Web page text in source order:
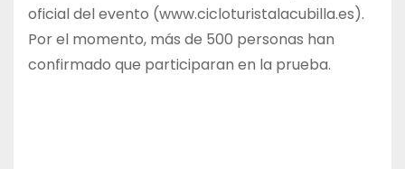
oficial del evento (www.cicloturistalacubilla.es).
Por el momento, más de 500 personas han
confirmado que participaran en la prueba.